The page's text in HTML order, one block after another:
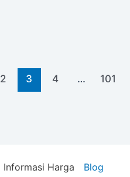
2 3 4 … 101
Informasi Harga
Blog